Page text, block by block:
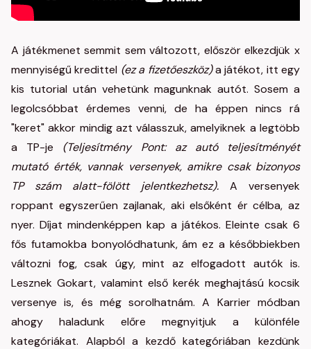
A játékmenet semmit sem változott, először elkezdjük x
mennyiségű kredittel (ez a fizetőeszköz)a játékot, itt egy
kis tutorial után vehetünk magunknak autót. Sosem a
legolcsóbbat érdemes venni, de ha éppen nincs rá
"keret" akkor mindig azt válasszuk, amelyiknek a legtöbb
a TP-je (Teljesítmény Pont: az autó teljesítményét
mutató érték, vannak versenyek, amikre csak bizonyos
TP szám alatt-fölött jelentkezhetsz).A versenyek
roppant egyszerűen zajlanak, aki elsőként ér célba, az
nyer. Díjat mindenképpen kap a játékos. Eleinte csak 6
fős futamokba bonyolódhatunk, ám ez a későbbiekben
változni fog, csak úgy, mint az elfogadott autók is.
Lesznek Gokart, valamint első kerék meghajtású kocsik
versenye is, és még sorolhatnám. A Karrier módban
ahogy haladunk előre megnyitjuk a különféle
kategóriákat. Alapból a kezdő kategóriában kezdünk